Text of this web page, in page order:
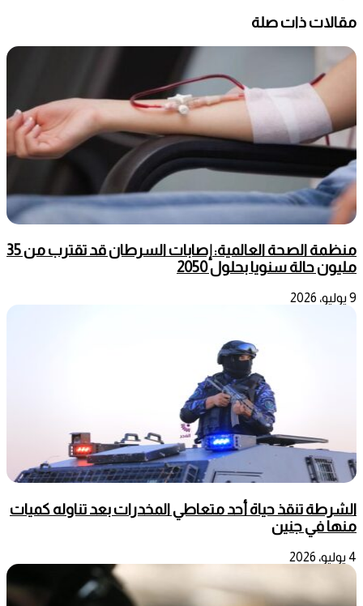
مقالات ذات صلة
منظمة الصحة العالمية: إصابات السرطان قد تقترب من 35
مليون حالة سنويا بحلول 2050
9 يوليو، 2026
الشرطة تنقذ حياة أحد متعاطي المخدرات بعد تناوله كميات
منها في جنين
4 يوليو، 2026